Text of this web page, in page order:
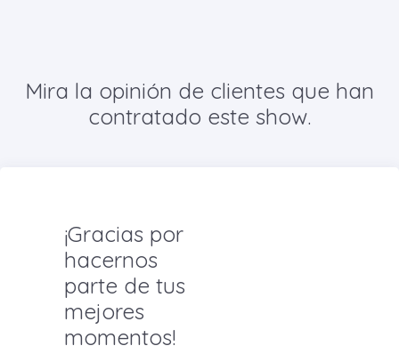
Mira la opinión de clientes que han
contratado este show.
¡Gracias por
hacernos
parte de tus
mejores
momentos!